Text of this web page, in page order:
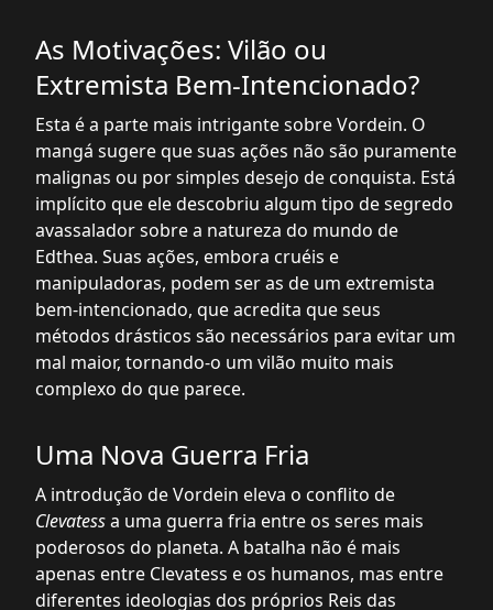
As Motivações: Vilão ou
Extremista Bem-Intencionado?
Esta é a parte mais intrigante sobre Vordein. O
mangá sugere que suas ações não são puramente
malignas ou por simples desejo de conquista. Está
implícito que ele descobriu algum tipo de segredo
avassalador sobre a natureza do mundo de
Edthea. Suas ações, embora cruéis e
manipuladoras, podem ser as de um extremista
bem-intencionado, que acredita que seus
métodos drásticos são necessários para evitar um
mal maior, tornando-o um vilão muito mais
complexo do que parece.
Uma Nova Guerra Fria
A introdução de Vordein eleva o conflito de
Clevatessa uma guerra fria entre os seres mais
poderosos do planeta. A batalha não é mais
apenas entre Clevatess e os humanos, mas entre
diferentes ideologias dos próprios Reis das